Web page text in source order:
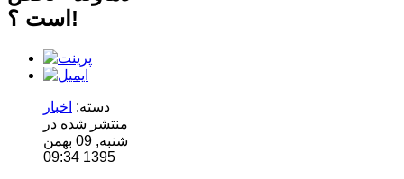
است ؟!
دسته: اخبار
منتشر شده در
شنبه, 09 بهمن
1395 09:34